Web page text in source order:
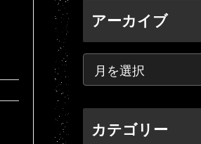
アーカイブ
カテゴリー